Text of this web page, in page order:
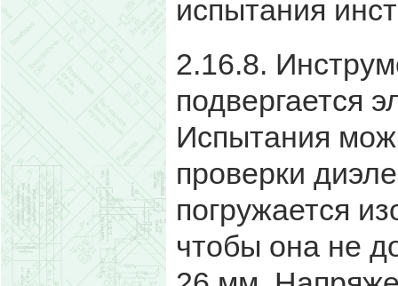
испытания
2.16.8.
подвергается
Испытания
проверки
погружается
чтобы она не